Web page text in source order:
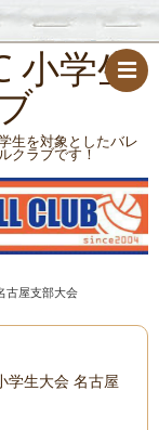
小学生
生を対象としたバレ
クラブです！
古屋支部大会
学生大会 名古屋